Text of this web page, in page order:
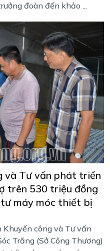
đoàn đến khảo ...
và Tư vấn phát triển
trên 530 triệu đồng
máy móc thiết bị
Khuyến công và Tư vấn
Trăng (Sở Công Thương)